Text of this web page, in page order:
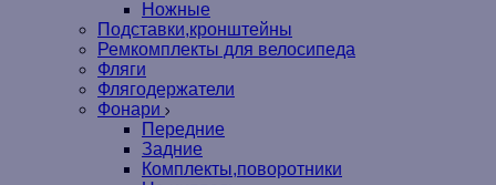
Ножные
Подставки,кронштейны
Ремкомплекты для велосипеда
Фляги
Флягодержатели
Фонари
Передние
Задние
Комплекты,поворотники